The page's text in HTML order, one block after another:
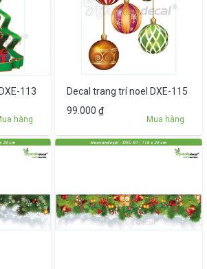
113
hàng
Decal trang trí noel DXE-115
99.000 ₫
Mua hàng